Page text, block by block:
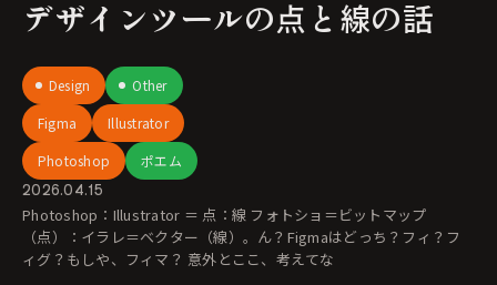
デザインツールの点と線の話
Design
Other
Figma
Illustrator
Photoshop
ポエム
2026.04.15
Photoshop：Illustrator ＝ 点：線 フォトショ＝ビットマップ
（点）：イラレ＝ベクター（線）。ん？Figmaはどっち？フィ？フ
ィグ？もしや、フィマ？ 意外とここ、考えてな